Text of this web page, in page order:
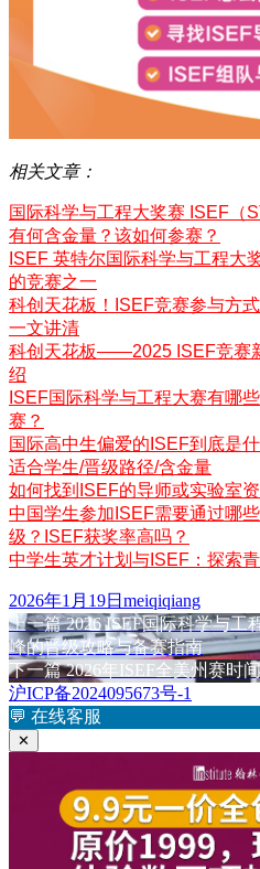
相关文章：
国际科学与工程大奖赛 ISEF（
有何含金量？该如何参赛？
ISEF 英特尔国际科学与工程大
的竞赛之一
科创天花板！ISEF竞赛参与方
一文讲清
科创天花板——2025 ISEF竞赛
绍
ISEF国际科学与工程大赛有哪
赛？
国际高中生偏爱的ISEF到底是
适合学生/晋级路径/含金量
如何找到ISEF的导师或实验室资
中国学生参加ISEF需要通过哪
级？ISEF获奖率高吗？
中学生英才计划与ISEF：探索
发
布
于
2026年1月19日 作
者
meiqiqiang
文
章
导
航
上一篇上
篇
文
章：
2026 ISEF国际科学与工
峰的晋级攻略与备赛指南
下一篇下
篇
文
2026年ISEF全美州赛时
沪ICP备2024095673号-1
💬 在线客服
✕